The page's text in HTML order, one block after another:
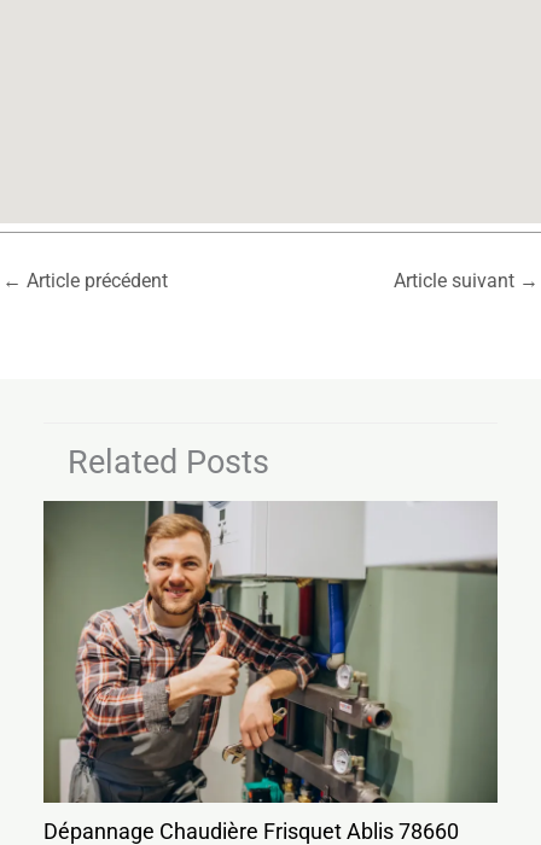
← Article précédent Article suivant →
Related Posts
Dépannage Chaudière Frisquet Ablis 78660